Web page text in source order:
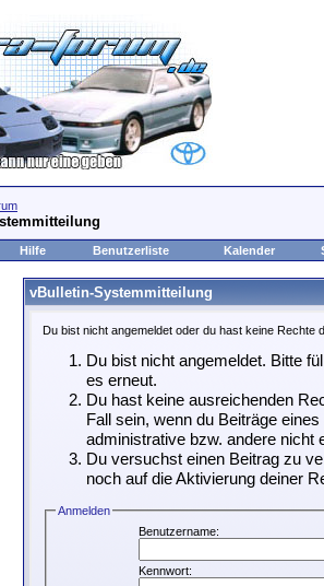
Hilfe Benutzerliste Kalender
vBulletin-Systemmitteilung
Du bist nicht angemeldet oder du hast keine Rechte
Du bist nicht angemeldet. Bitte
es erneut.
Du hast keine ausreichenden
Fall sein, wenn du Beiträge
administrative bzw. andere nicht
Du versuchst einen Beitrag zu
noch auf die Aktivierung deiner
Anmelden
Benutzername:
Kennwort: